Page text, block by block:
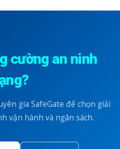
cường an ninh
gia SafeGate để chọn giải
vận hành và ngân sách.